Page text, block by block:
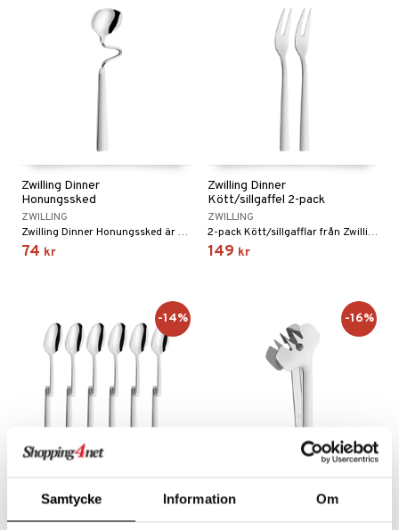
Samtycke Information Om
Zwilling Dinner
Honungssked
ZWILLING
Zwilling Dinner Honungssked är en perfekt och praktisk lösning för att servera honung från honungskålen eller direkt från burken.
74 kr
Zwilling Dinner
Kött/sillgaffel 2-pack
ZWILLING
2-pack Kött/sillgafflar från Zwilling-serien Dinner.
149 kr
Zwilling Dinner Latteskedar
-14%
Zwilling Dinner Salladstång
-16%